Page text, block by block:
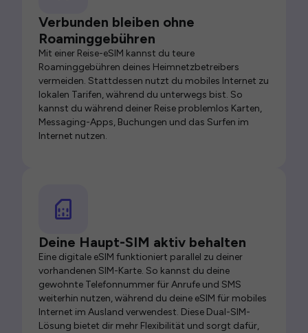
Verbunden bleiben ohne
Roaminggebühren
Mit einer Reise-eSIM kannst du teure
Roaminggebühren deines Heimnetzbetreibers
vermeiden. Stattdessen nutzt du mobiles Internet zu
lokalen Tarifen, während du unterwegs bist. So
kannst du während deiner Reise problemlos Karten,
Messaging-Apps, Buchungen und das Surfen im
Internet nutzen.
Deine Haupt-SIM aktiv behalten
Eine digitale eSIM funktioniert parallel zu deiner
vorhandenen SIM-Karte. So kannst du deine
gewohnte Telefonnummer für Anrufe und SMS
weiterhin nutzen, während du deine eSIM für mobiles
Internet im Ausland verwendest. Diese Dual-SIM-
Lösung bietet dir mehr Flexibilität und sorgt dafür,